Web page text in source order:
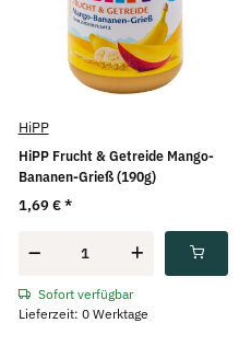
HiPP
HiPP Frucht & Getreide Mango-
Bananen-Grieß (190g)
1,69 €*
Sofort verfügbar
Lieferzeit: 0 Werktage